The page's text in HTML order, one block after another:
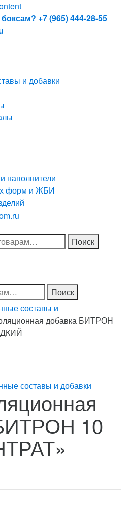
+7 (965) 444-28-55
и добавки
наполнители
форм и ЖБИ
Поиск
Поиск
составы и
добавка БИТРОН
составы и добавки
10